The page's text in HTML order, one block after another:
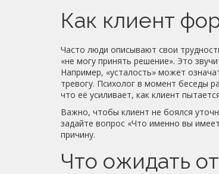
Как клиент
Часто люди описывают свои
«не могу принять решение». Это
Например, «усталость» может
тревогу. Психолог в момент беседы
что её усиливает, как клиент
Важно, чтобы клиент не боялся
задайте вопрос «Что именно вы
причину.
Что ожидать